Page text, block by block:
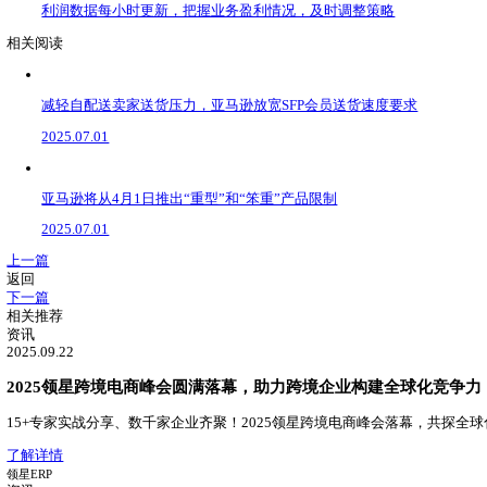
使用物流管理系统（TMS）和订单管理系统（OMS）可以
4.多仓布局
对于市场覆盖广泛的卖家，可以考虑在多个国家或地区设立
及时与客户沟通物流信息，提供订单跟踪服务，收集客户反馈
6.应急预案
制定物流应急预案，应对突发情况（如疫情、自然灾害等），
选择合适的物流模式是跨境电商卖家成功的关键之一。从自
亚马逊物流
声明：文中部分素材来源于网络，如有侵权联系删除。未经